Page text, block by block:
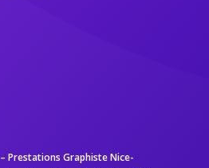
–Prestations Graphiste Nice-